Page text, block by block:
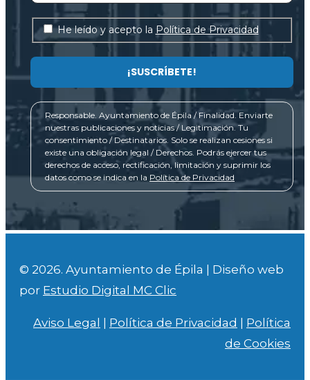
He leído y acepto la Política de Privacidad
Responsable. Ayuntamiento de Épila / Finalidad. Enviarte
nuestras publicaciones y noticias / Legitimación. Tu
consentimiento / Destinatarios. Solo se realizan cesiones si
existe una obligación legal / Derechos. Podrás ejercer tus
derechos de acceso, rectificación, limitación y suprimir los
datos como se indica en la Política de Privacidad
© 2026. Ayuntamiento de Épila | Diseño web
por Estudio Digital MC Clic
Aviso Legal | Política de Privacidad | Política
de Cookies